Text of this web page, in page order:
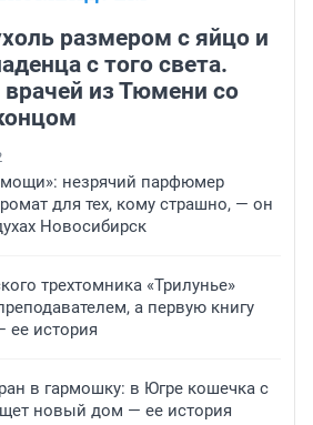
размером с яйцо и
с того света.
из Тюмени со
незрячий парфюмер
для тех, кому страшно, — он
Новосибирск
трехтомника «Трилунье»
а первую книгу
ее история
в гармошку: в Югре кошечка с
новый дом — ее история